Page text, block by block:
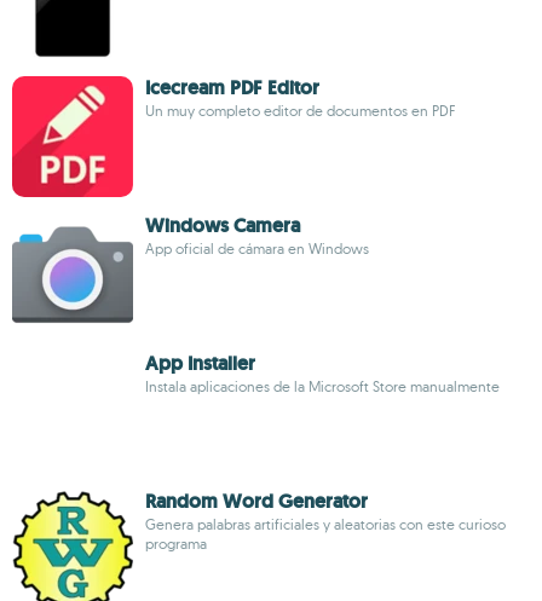
Icecream PDF Editor
Un muy completo editor de documentos en PDF
Windows Camera
App oficial de cámara en Windows
App Installer
Instala aplicaciones de la Microsoft Store manualmente
Random Word Generator
Genera palabras artificiales y aleatorias con este curioso
programa